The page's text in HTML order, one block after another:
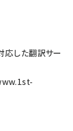
応した翻訳サー